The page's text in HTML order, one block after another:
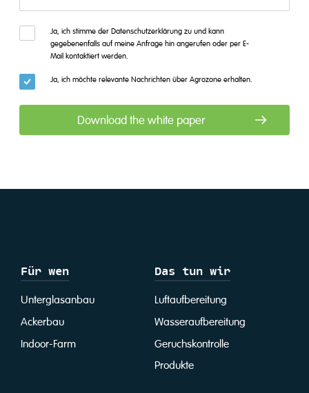
Ja, ich stimme der Datenschutzerklärung zu und kann
gegebenenfalls auf meine Anfrage hin angerufen oder per E-
Mail kontaktiert werden.
Ja, ich möchte relevante Nachrichten über Agrozone erhalten.
Für wen
Unterglasanbau
Ackerbau
Indoor-Farm
Das tun wir
Luftaufbereitung
Wasseraufbereitung
Geruchskontrolle
Produkte